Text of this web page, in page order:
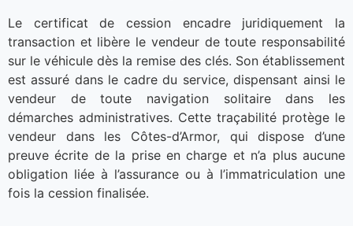
Le certificat de cession encadre juridiquement la
transaction et libère le vendeur de toute responsabilité
sur le véhicule dès la remise des clés. Son établissement
est assuré dans le cadre du service, dispensant ainsi le
vendeur de toute navigation solitaire dans les
démarches administratives. Cette traçabilité protège le
vendeur dans les Côtes-d’Armor, qui dispose d’une
preuve écrite de la prise en charge et n’a plus aucune
obligation liée à l’assurance ou à l’immatriculation une
fois la cession finalisée.